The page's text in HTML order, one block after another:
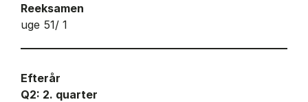
Reeksamen
uge 51/ 1
Efterår
Q2: 2. quarter